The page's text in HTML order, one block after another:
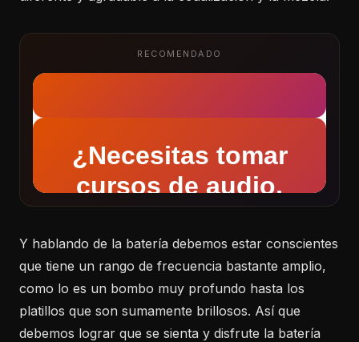
RECOMENDADO
Y hablando de la batería debemos estar conscientes
que tiene un rango de frecuencia bastante amplio,
como lo es un bombo muy profundo hasta los
platillos que son sumamente brillosos. Así que
debemos lograr que se sienta y disfrute la batería